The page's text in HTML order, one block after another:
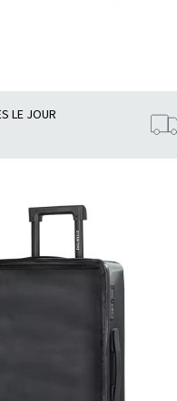
LE JOUR